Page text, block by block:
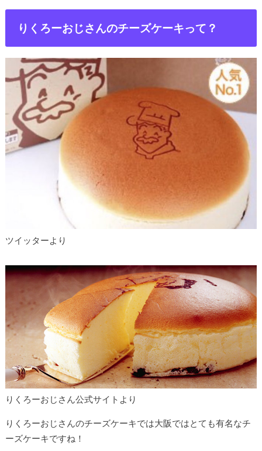
りくろーおじさんのチーズケーキって？
ツイッターより
りくろーおじさん公式サイトより
りくろーおじさんのチーズケーキでは大阪ではとても有名なチ
ーズケーキですね！